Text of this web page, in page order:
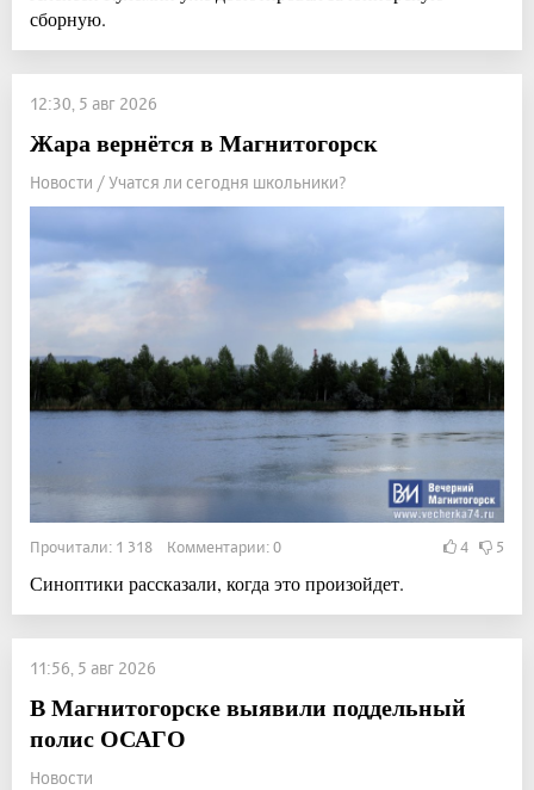
сборную.
12:30, 5 авг 2026
Жара вернётся в Магнитогорск
Новости / Учатся ли сегодня школьники?
Прочитали: 1 318 Комментарии: 0 4 5
Синоптики рассказали, когда это произойдет.
11:56, 5 авг 2026
В Магнитогорске выявили поддельный
полис ОСАГО
Новости